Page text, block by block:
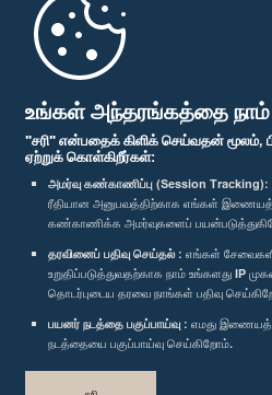
உங்கள் அந்தரங்கத்தை நாம்
"சரி" என்பதைக் கிளிக் செய்வதன்
ஏற்றுக் கொள்கிறீர்கள்:
அமர்வு கண்காணிப்பு (Session Tracking):
ரீதியான அனுபவத்திற்காக எங்கள்
கண்காணிக்க அமர்வுகளைப்
தரவினைப் பதிவு செய்தல் : எங்கள்
உறுதிப்படுத்துவதற்காக நாம் உங்களது IP
தொடர்புடைய தரவை நாங்கள் பதிவு
பயனர் நடத்தை பகுப்பாய்வு : எமது
நடத்தையை பகுப்பாய்வு செய்கிறோம்.
பாராளுமன்ற கையடக்க செயலி
எம்மை பின்தொடர்க :
விருதுகள்
தனியுரிமைக் கொள்கை